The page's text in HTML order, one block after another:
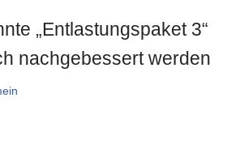
„Entlastungspaket 3“
nachgebessert werden